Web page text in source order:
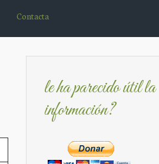
Contacta
le ha parecido útil la
información?